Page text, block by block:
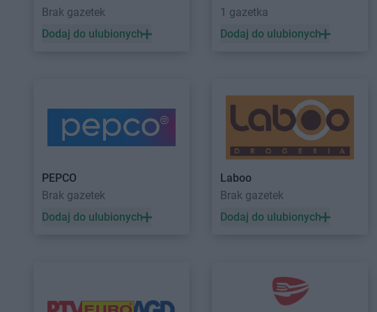
Kaufland
Tarnobrzeg
Kaufland
Kaufland
Tarnowskie Góry
Kaufland
Kaufland Ząbki
Kaufland Ząbkowice Śląskie
Kaufland Zabrze
Kaufland Zamość
Kaufland Żary
Brak gazetek
Dodaj do ulubionych
1 gazetka
Dodaj do ulubionych
PEPCO
Brak gazetek
Dodaj do ulubionych
Laboo
Brak gazetek
Dodaj do ulubionych